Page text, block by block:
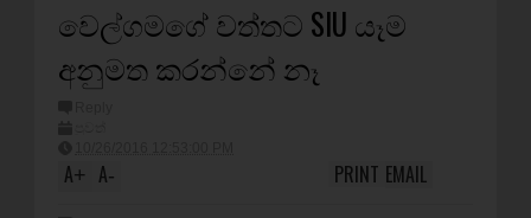
වෙල්ගමගේ වත්තට SIU යෑම
අනුමත කරන්නේ නෑ
A+ A- EMAIL
PRINT